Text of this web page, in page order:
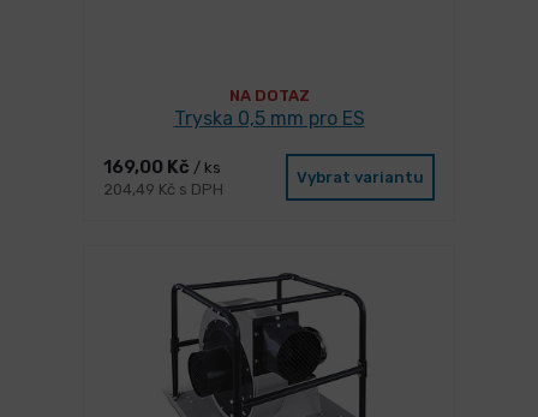
NA DOTAZ
Tryska 0,5 mm pro ES
169,00 Kč / ks
204,49 Kč s DPH
Vybrat variantu